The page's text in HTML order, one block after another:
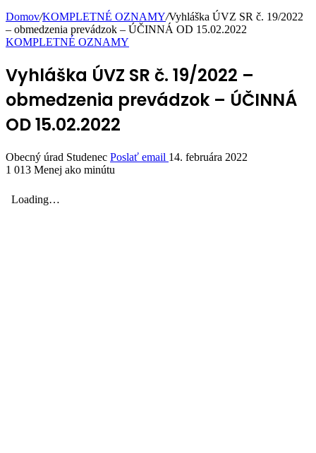
Domov/KOMPLETNÉ OZNAMY/Vyhláška ÚVZ SR č. 19/2022
– obmedzenia prevádzok – ÚČINNÁ OD 15.02.2022
KOMPLETNÉ OZNAMY
Vyhláška ÚVZ SR č. 19/2022 –
obmedzenia prevádzok – ÚČINNÁ
OD 15.02.2022
Obecný úrad Studenec Poslať email 14. februára 2022
1 013 Menej ako minútu